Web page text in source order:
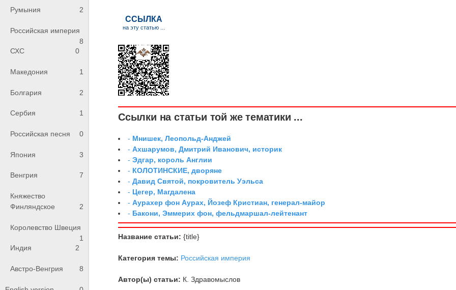
Румыния 2
Российская империя
8
СХС
0
Македония 1
Болгария 2
Сербия 1
Российская песня 0
Япония 3
Венгрия 7
Княжество
Финляндское
2
Королевство Швеция
1
Индия
2
Австро-Венгрия 8
Ссылки на статьи той же тематики ...
- Мнишек, Леопольд-Анджей
-Ахшарумов, Дмитрий Иванович, историк
-Эдгар, король Англии
- КОЛОТИНСКИЕ, дворяне
-Давид Святой, покровитель Уэльса
- Цегер, Магдалена
-Аурахер фон Аурах, Йозеф Кристиан, генерал-майор
- Бакони, Эммерих фон, фельдмаршал-лейтенант
Название статьи: {title}
Категория темы: Российская империя
Автор(ы) статьи: К. Здравомыслов